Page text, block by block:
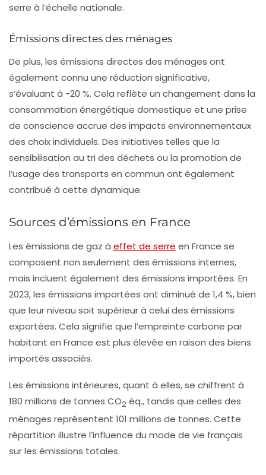
serre à l’échelle nationale.
Émissions directes des ménages
De plus, les émissions directes des ménages ont
également connu une réduction significative,
s’évaluant à -20 %. Cela reflète un changement dans la
consommation énergétique domestique et une prise
de conscience accrue des impacts environnementaux
des choix individuels. Des initiatives telles que la
sensibilisation au tri des déchets ou la promotion de
l’usage des transports en commun ont également
contribué à cette dynamique.
Sources d’émissions en France
Les émissions de gaz à effet de serre en France se
composent non seulement des émissions internes,
mais incluent également des émissions importées. En
2023, les émissions importées ont diminué de 1,4 %, bien
que leur niveau soit supérieur à celui des émissions
exportées. Cela signifie que l’empreinte carbone par
habitant en France est plus élevée en raison des biens
importés associés.
Les émissions intérieures, quant à elles, se chiffrent à
180 millions de tonnes CO2 éq., tandis que celles des
ménages représentent 101 millions de tonnes. Cette
répartition illustre l’influence du mode de vie français
sur les émissions totales.